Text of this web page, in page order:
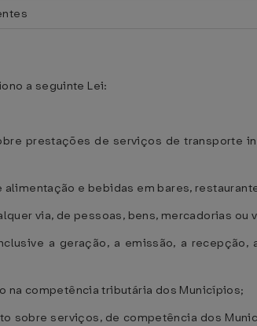
a seguinte Lei:
prestações de serviços de transporte
e bebidas em bares,
via, de pessoas, bens, mercadorias ou
a geração, a emissão, a recepção,
competência tributária dos Municípios;
serviços, de competência dos